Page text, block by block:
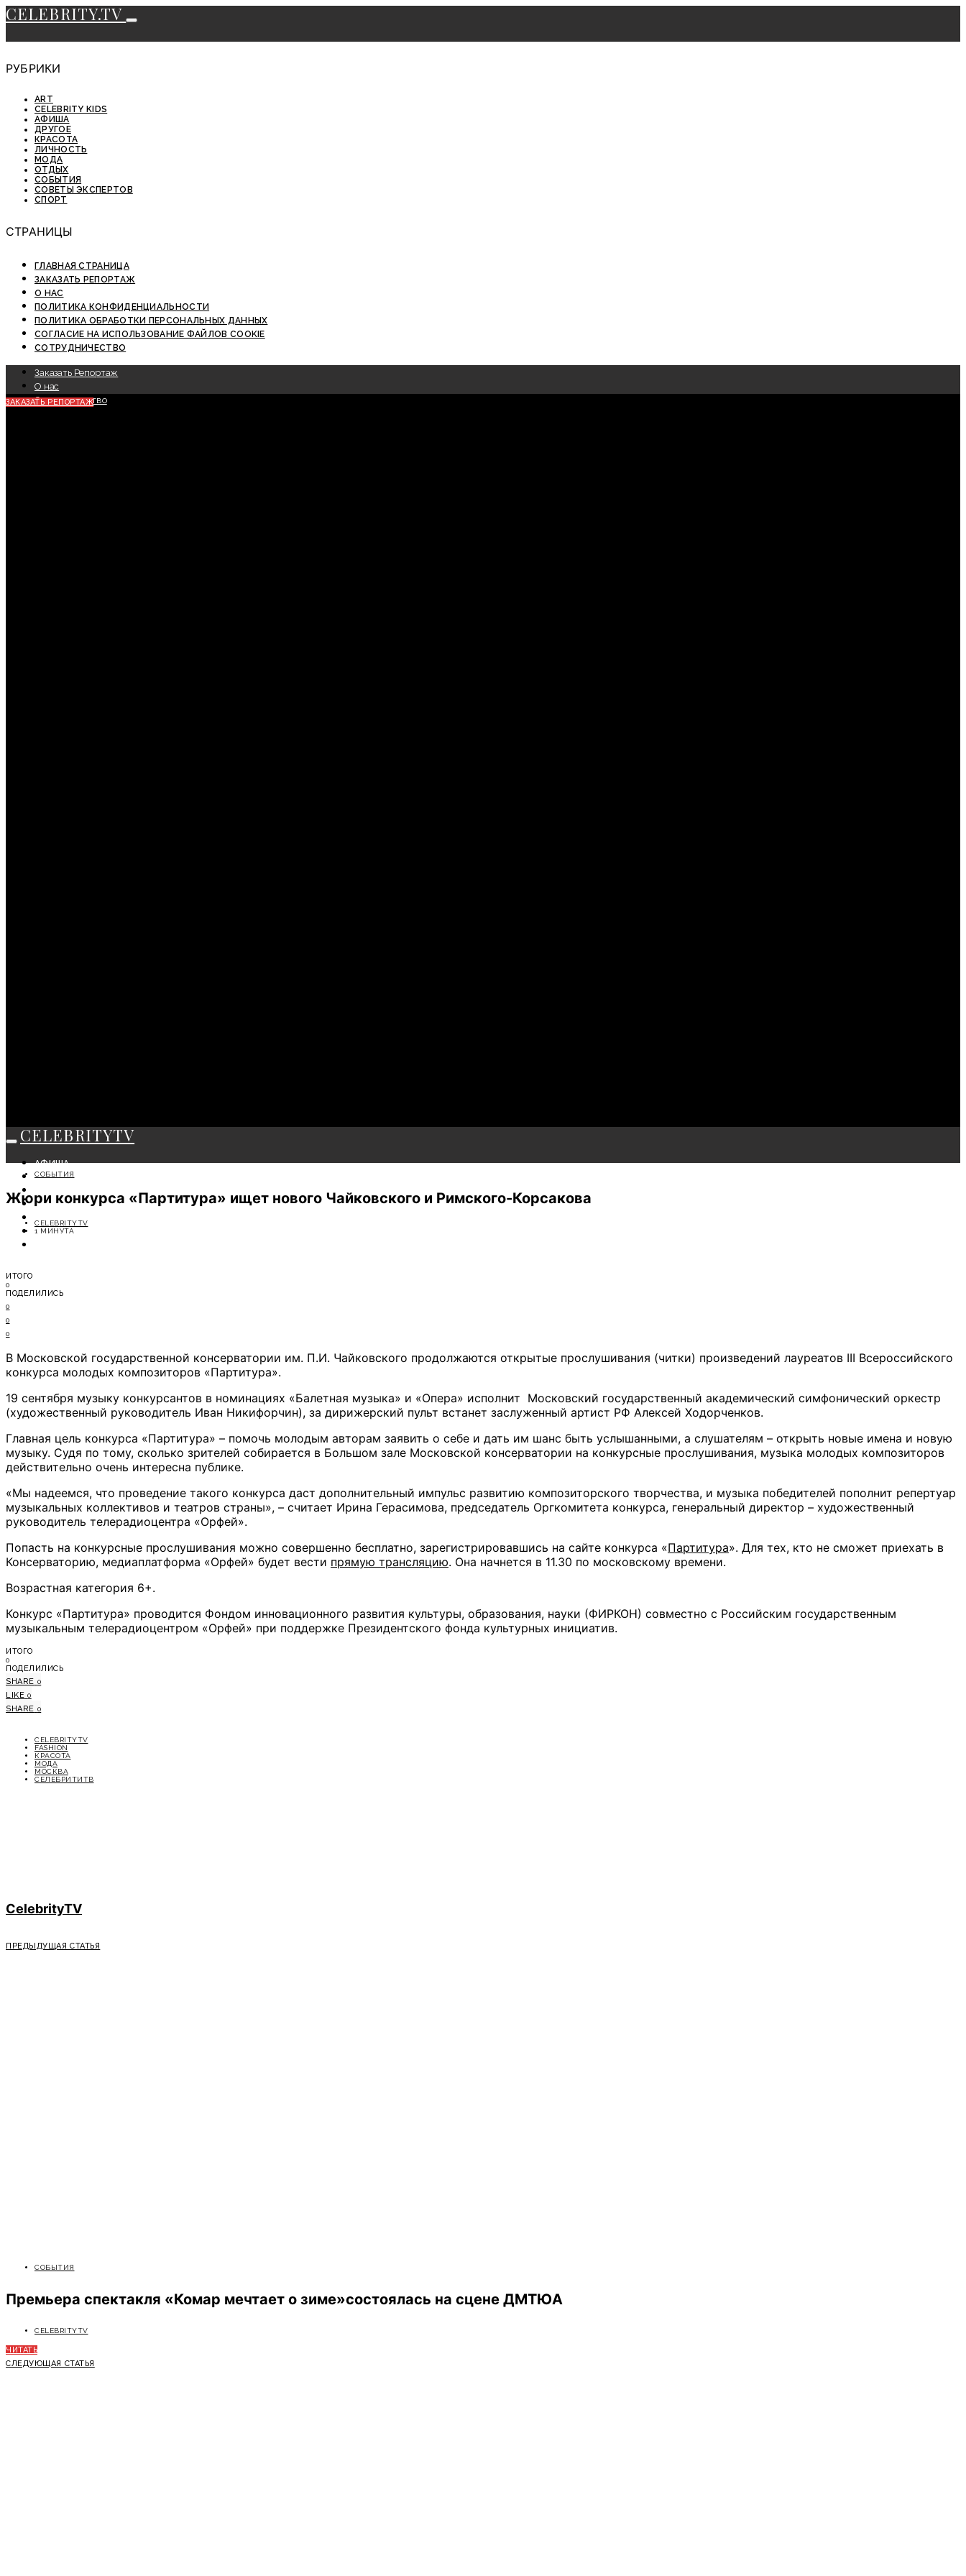
CELEBRITY.TV
РУБРИКИ
ART
CELEBRITY KIDS
АФИША
ДРУГОЕ
КРАСОТА
ЛИЧНОСТЬ
МОДА
ОТДЫХ
СОБЫТИЯ
СОВЕТЫ ЭКСПЕРТОВ
СПОРТ
СТРАНИЦЫ
ГЛАВНАЯ СТРАНИЦА
ЗАКАЗАТЬ РЕПОРТАЖ
О НАС
ПОЛИТИКА КОНФИДЕНЦИАЛЬНОСТИ
ПОЛИТИКА ОБРАБОТКИ ПЕРСОНАЛЬНЫХ ДАННЫХ
СОГЛАСИЕ НА ИСПОЛЬЗОВАНИЕ ФАЙЛОВ COOKIE
СОТРУДНИЧЕСТВО
Заказать Репортаж
О нас
Сотрудничество
ЗАКАЗАТЬ РЕПОРТАЖ
CELEBRITYTV
АФИША
СОБЫТИЯ
МОДА
ЛИЧНОСТЬ
ОТДЫХ
СОБЫТИЯ
Жюри конкурса «Партитура» ищет нового Чайковского и Римского-Корсакова
CELEBRITYTV
1 МИНУТА
ИТОГО
0
ПОДЕЛИЛИСЬ
0
0
0
В Московской государственной консерватории им. П.И. Чайковского продолжаются открытые прослушивания (читки) произведений лауреатов III Всероссийского
конкурса молодых композиторов «Партитура».
19 сентября музыку конкурсантов в номинациях «Балетная музыка» и «Опера» исполнит Московский государственный академический симфонический оркестр
(художественный руководитель Иван Никифорчин), за дирижерский пульт встанет заслуженный артист РФ Алексей Ходорченков.
Главная цель конкурса «Партитура» – помочь молодым авторам заявить о себе и дать им шанс быть услышанными, а слушателям – открыть новые имена и новую
музыку. Судя по тому, сколько зрителей собирается в Большом зале Московской консерватории на конкурсные прослушивания, музыка молодых композиторов
действительно очень интересна публике.
«Мы надеемся, что проведение такого конкурса даст дополнительный импульс развитию композиторского творчества, и музыка победителей пополнит репертуар
музыкальных коллективов и театров страны», – считает Ирина Герасимова, председатель Оргкомитета конкурса, генеральный директор – художественный
руководитель телерадиоцентра «Орфей».
Попасть на конкурсные прослушивания можно совершенно бесплатно, зарегистрировавшись на сайте конкурса «Партитура». Для тех, кто не сможет приехать в
Консерваторию, медиаплатформа «Орфей» будет вести прямую трансляцию. Она начнется в 11.30 по московскому времени.
Возрастная категория 6+.
Конкурс «Партитура» проводится Фондом инновационного развития культуры, образования, науки (ФИРКОН) совместно с Российским государственным
музыкальным телерадиоцентром «Орфей» при поддержке Президентского фонда культурных инициатив.
ИТОГО
0
ПОДЕЛИЛИСЬ
SHARE 0
LIKE 0
SHARE 0
CELEBRITYTV
FASHION
КРАСОТА
МОДА
МОСКВА
СЕЛЕБРИТИТВ
CelebrityTV
ПРЕДЫДУЩАЯ СТАТЬЯ
СОБЫТИЯ
Премьера спектакля «Комар мечтает о зиме»состоялась на сцене ДМТЮА
CELEBRITYTV
ЧИТАТЬ
СЛЕДУЮЩАЯ СТАТЬЯ